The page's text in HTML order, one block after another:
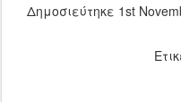
Δημοσιεύτηκε 1st